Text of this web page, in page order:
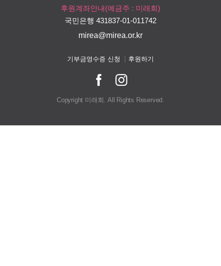
후원계좌안내(예금주 : 미래회)
국민은행 431837-01-011742
mirea@mirea.or.kr
기부금영수증 신청 후원하기
Copyright 미래회. All Rights Reserved.